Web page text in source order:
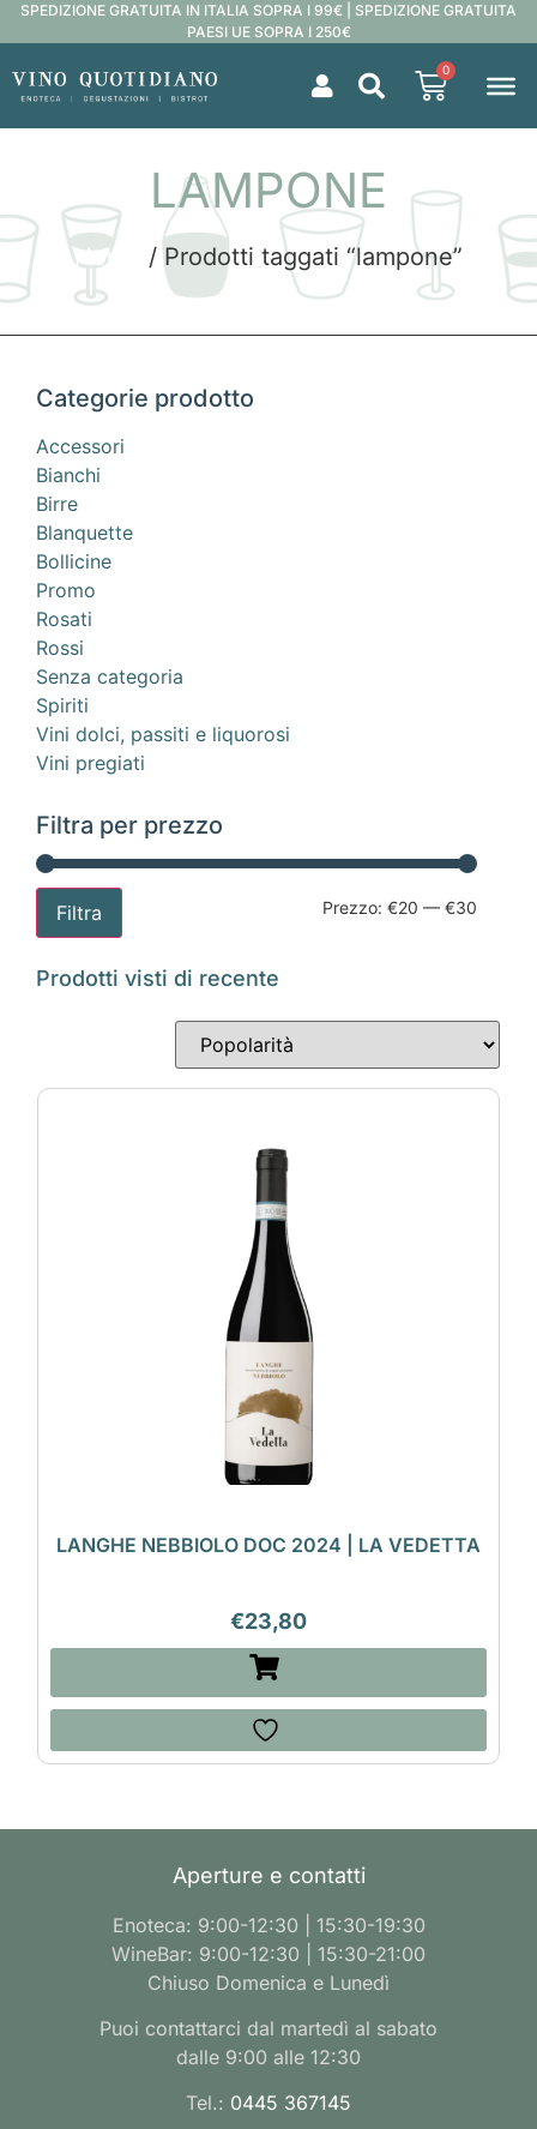
SPEDIZIONE GRATUITA IN ITALIA SOPRA I 99€ | SPEDIZIONE GRATUITA
PAESI UE SOPRA I 250€
0
LAMPONE
Home / Prodotti taggati “lampone”
Categorie prodotto
Accessori
Bianchi
Birre
Blanquette
Bollicine
Promo
Rosati
Rossi
Senza categoria
Spiriti
Vini dolci, passiti e liquorosi
Vini pregiati
Filtra per prezzo
Filtra Prezzo: €20 — €30
Prodotti visti di recente
LANGHE NEBBIOLO DOC 2024 | LA VEDETTA
€23,80
Aperture e contatti
Enoteca: 9:00-12:30 | 15:30-19:30
WineBar: 9:00-12:30 | 15:30-21:00
Chiuso Domenica e Lunedì
Puoi contattarci dal martedì al sabato
dalle 9:00 alle 12:30
Tel.: 0445 367145